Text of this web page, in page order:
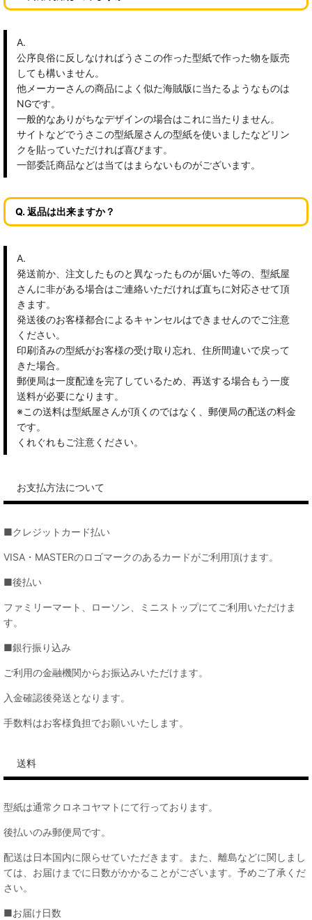
A.
公序良俗に反しなければうさこの作った型紙で作った物を販売
しても構いません。
他メーカーさんの商品によく似た海賊版に当たるようなものは
NGです。
一般的なありがちなデザインの場合はこれに当たりません。
サイトなどでうさこの型紙屋さんの型紙を使いましたなどリン
クを貼っていただければ喜びます。
一部委託商品などは当てはまらないものがございます。
Q. 返品は出来ますか？
A.
発送前か、注文したものと異なったものが届いた等の、型紙屋
さんに非がある場合はご連絡いただければ直ちに対応させて頂
きます。
発送後のお客様都合によるキャンセルはできませんのでご注意
ください。
印刷済みの型紙がお客様の受け取り忘れ、住所間違いで戻って
きた場合。
郵便局は一度配達を完了しているため、再送する場合もう一度
送料が必要になります。
※この送料は型紙屋さんが頂くのではなく、郵便局の配送の料金
です。
くれぐれもご注意ください。
お支払方法について
■クレジットカード払い
VISA・MASTERのロゴマークのあるカードがご利用頂けます。
■後払い
ファミリーマート、ローソン、ミニストップにてご利用いただけま
す。
■銀行振り込み
ご利用の金融機関からお振込みいただけます。
入金確認後発送となります。
手数料はお客様負担でお願いいたします。
送料
型紙は通常クロネコヤマトにて行っております。
後払いのみ郵便局です。
配送は日本国内に限らせていただきます。また、離島などに関しまし
ては、お届けまでに日数がかかることがございます。予めご了承くだ
さい。
■お届け日数